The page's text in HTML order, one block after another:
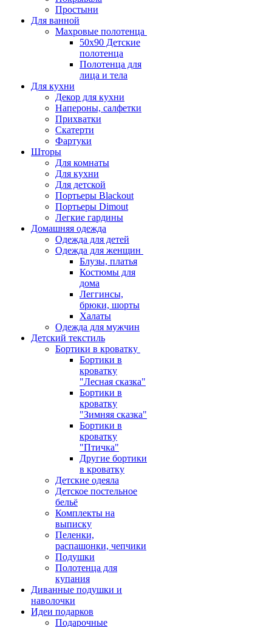
Простыни
Для ванной
Махровые полотенца
50х90 Детские
полотенца
Полотенца для
лица и тела
Для кухни
Декор для кухни
Напероны, салфетки
Прихватки
Скатерти
Фартуки
Шторы
Для комнаты
Для кухни
Для детской
Портьеры Blackout
Портьеры Dimout
Легкие гардины
Домашняя одежда
Одежда для детей
Одежда для женщин
Блузы, платья
Костюмы для
дома
Леггинсы,
брюки, шорты
Халаты
Одежда для мужчин
Детский текстиль
Бортики в кроватку
Бортики в
кроватку
"Лесная сказка"
Бортики в
кроватку
"Зимняя сказка"
Бортики в
кроватку
"Птичка"
Другие бортики
в кроватку
Детские одеяла
Детское постельное
бельё
Комплекты на
выписку
Пеленки,
распашонки, чепчики
Подушки
Полотенца для
купания
Диванные подушки и
наволочки
Идеи подарков
Подарочные